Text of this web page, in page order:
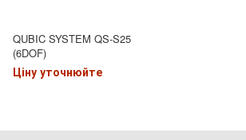
QUBIC SYSTEM QS-S25
(6DOF)
Ціну уточнюйте